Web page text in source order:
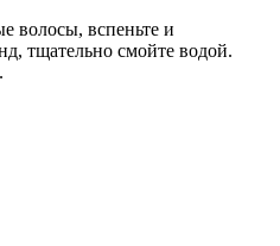
волосы, вспеньте и
тщательно смойте водой.